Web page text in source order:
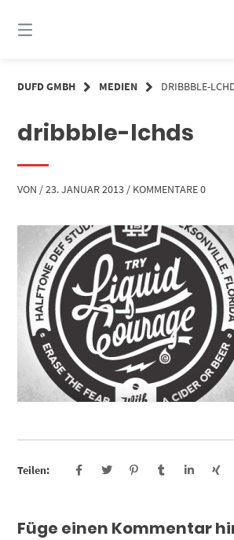
zum
Inhalt
DUFD GMBH MEDIEN DRIBBBLE-
dribbble-lchds
VON /23. JANUAR 2013 / KOMMENTARE 0
Teilen:
Füge einen Kommentar